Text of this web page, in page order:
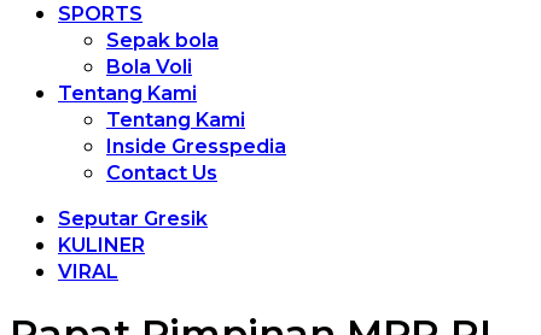
SPORTS
Sepak bola
Bola Voli
Tentang Kami
Tentang Kami
Inside Gresspedia
Contact Us
Seputar Gresik
KULINER
VIRAL